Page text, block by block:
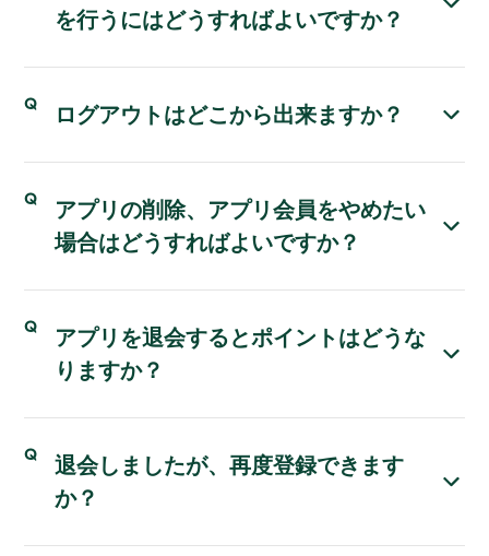
を行うにはどうすればよいですか？
ログアウトはどこから出来ますか？
アプリの削除、アプリ会員をやめたい
場合はどうすればよいですか？
アプリを退会するとポイントはどうな
りますか？
退会しましたが、再度登録できます
か？